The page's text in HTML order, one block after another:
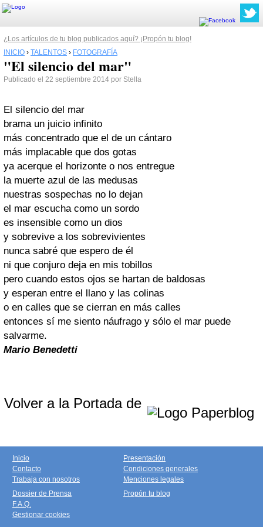
¿Los artículos de tu blog publicados aquí? ¡Propón tu blog!
INICIO › TALENTOS › FOTOGRAFÍA
"El silencio del mar"
Publicado el 22 septiembre 2014 por Stella
El silencio del mar
brama un juicio infinito
más concentrado que el de un cántaro
más implacable que dos gotas
ya acerque el horizonte o nos entregue
la muerte azul de las medusas
nuestras sospechas no lo dejan
el mar escucha como un sordo
es insensible como un dios
y sobrevive a los sobrevivientes
nunca sabré que espero de él
ni que conjuro deja en mis tobillos
pero cuando estos ojos se hartan de baldosas
y esperan entre el llano y las colinas
o en calles que se cierran en más calles
entonces sí me siento náufrago y sólo el mar puede
salvarme.
Mario Benedetti
Volver a la Portada de
Inicio
Contacto
Trabaja con nosotros
Presentación
Condiciones generales
Menciones legales
Dossier de Prensa
F.A.Q.
Gestionar cookies
Propón tu blog